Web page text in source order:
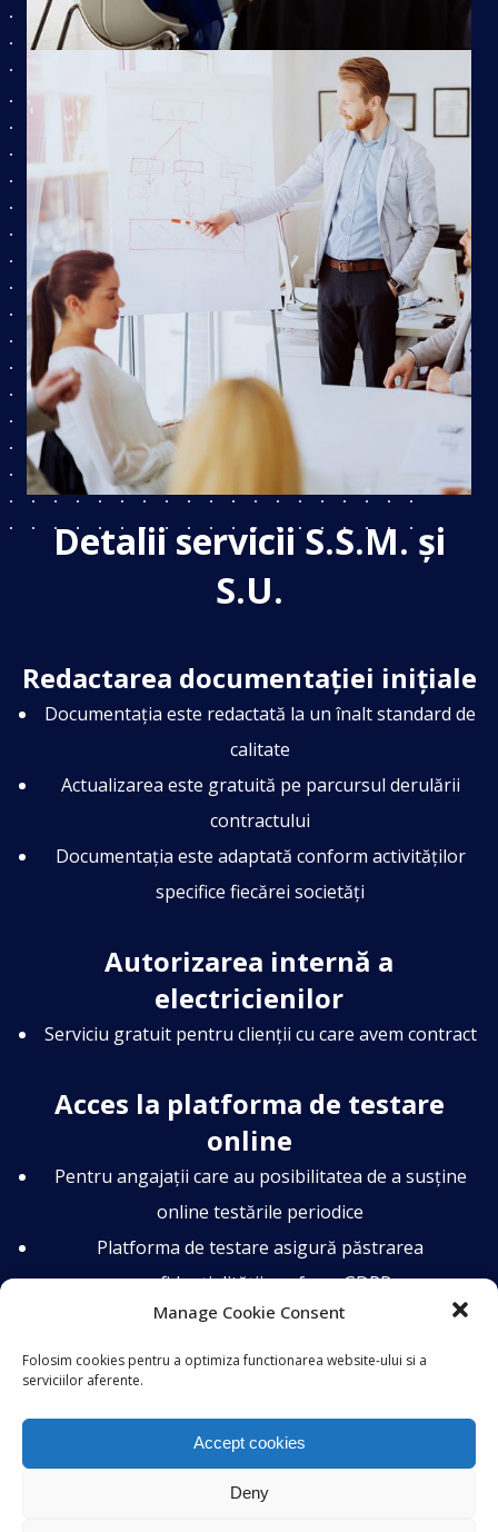
Manage Cookie Consent
Folosim cookies pentru a optimiza functionarea website-ului si a
serviciilor aferente.
Accept cookies
Deny
Detalii servicii S.S.M. și
S.U.
Redactarea documentației inițiale
Documentația este redactată la un înalt standard de
calitate
Actualizarea este gratuită pe parcursul derulării
contractului
Documentația este adaptată conform activităților
specifice fiecărei societăți
Autorizarea internă a
electricienilor
Serviciu gratuit pentru clienții cu care avem contract
Acces la platforma de testare
online
Pentru angajații care au posibilitatea de a susține
online testările periodice
Platforma de testare asigură păstrarea
confidențialității conform GDPR
Metodă modernă de instruire și de verificare a
cunoștințelor
Cercetarea accidentelor de muncă
Tarif redus pentru clienții cu care avem contract
Experiență și disponibilitate